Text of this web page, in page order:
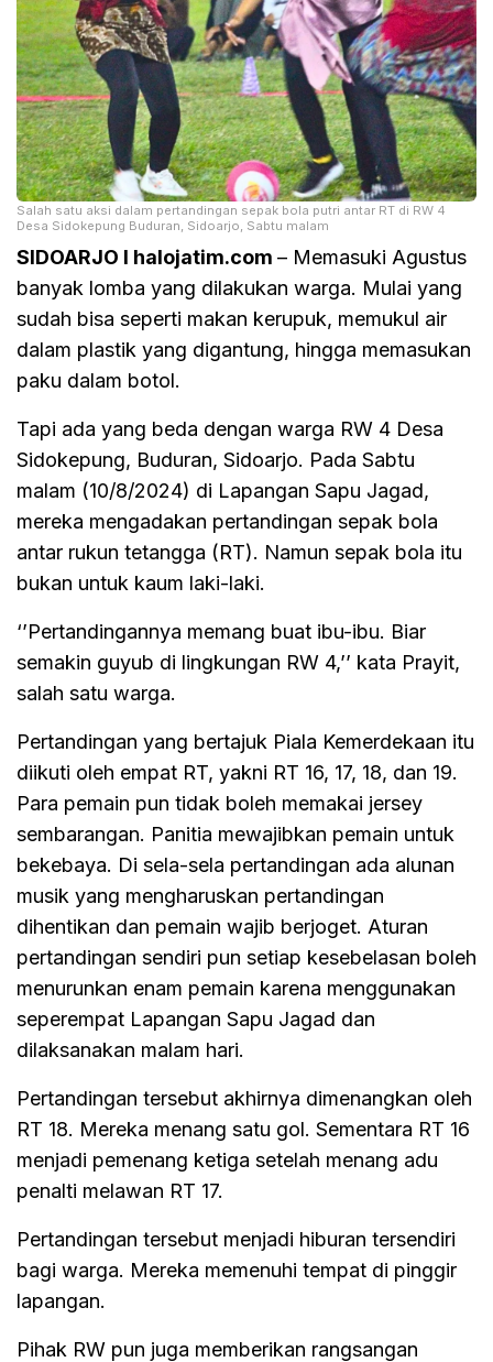
Salah satu aksi dalam pertandingan sepak bola putri antar RT di RW 4
Desa Sidokepung Buduran, Sidoarjo, Sabtu malam
SIDOARJO I halojatim.com – Memasuki Agustus
banyak lomba yang dilakukan warga. Mulai yang
sudah bisa seperti makan kerupuk, memukul air
dalam plastik yang digantung, hingga memasukan
paku dalam botol.
Tapi ada yang beda dengan warga RW 4 Desa
Sidokepung, Buduran, Sidoarjo. Pada Sabtu
malam (10/8/2024) di Lapangan Sapu Jagad,
mereka mengadakan pertandingan sepak bola
antar rukun tetangga (RT). Namun sepak bola itu
bukan untuk kaum laki-laki.
‘’Pertandingannya memang buat ibu-ibu. Biar
semakin guyub di lingkungan RW 4,’’ kata Prayit,
salah satu warga.
Pertandingan yang bertajuk Piala Kemerdekaan itu
diikuti oleh empat RT, yakni RT 16, 17, 18, dan 19.
Para pemain pun tidak boleh memakai jersey
sembarangan. Panitia mewajibkan pemain untuk
bekebaya. Di sela-sela pertandingan ada alunan
musik yang mengharuskan pertandingan
dihentikan dan pemain wajib berjoget. Aturan
pertandingan sendiri pun setiap kesebelasan boleh
menurunkan enam pemain karena menggunakan
seperempat Lapangan Sapu Jagad dan
dilaksanakan malam hari.
Pertandingan tersebut akhirnya dimenangkan oleh
RT 18. Mereka menang satu gol. Sementara RT 16
menjadi pemenang ketiga setelah menang adu
penalti melawan RT 17.
Pertandingan tersebut menjadi hiburan tersendiri
bagi warga. Mereka memenuhi tempat di pinggir
lapangan.
Pihak RW pun juga memberikan rangsangan